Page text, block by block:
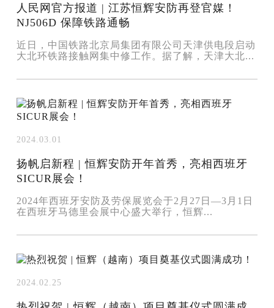
人民网官方报道 | 江苏恒辉安防再登官媒！
NJ506D 保障铁路通畅
近日，中国铁路北京局集团有限公司天津供电段启动
大北环铁路接触网集中修工作。据了解，天津大北...
2024.03.01
扬帆启新程 | 恒辉安防开年首秀，亮相西班牙
SICUR展会！
2024年西班牙安防及劳保展览会于2月27日—3月1日
在西班牙马德里会展中心盛大举行，恒辉...
2024.02.25